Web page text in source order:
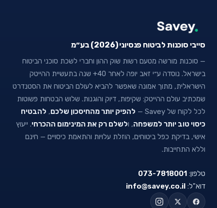
סייבי סוכנות לביטוח פנסיוני (2026) בע״מ
— סוכנות מורשה מטעם רשות שוק ההון וחברי לשכת סוכני הביטוח
בישראל. נוסדה ע״י זאב יופה לאחר 40+ שנה בתעשיית ההייטק
הישראלית, מתוך אמונה שאפשר להביא לעולם הביטוח את הסטנדרט
שמכתיב עולם ההייטק: שקיפות, דיוק והוגנות. שלוש הבטחות פשוטות
לכל לקוח של Savey —
להפיק יותר מהחיסכון שלכם, להבטיח
כיסוי טוב יותר למשפחה, ולשלם רק את המינימום ההכרחי. ייעוץ
אישי, בדיקת כפל ביטוחים, הוזלת עלויות והתאמת כיסויים — חינם
וללא התחייבות.
טלפון: 073-7818001
דוא"ל: info@savey.co.il